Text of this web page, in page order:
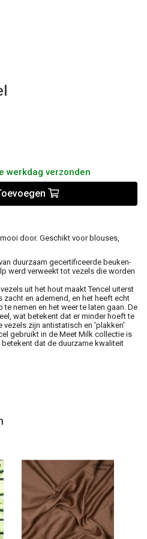
werkdag verzonden
door. Geschikt voor blouses,
duurzaam gecertificeerde beuken-
werd verweekt tot vezels die worden
uit het hout maakt Tencel uiterst
en ademend, en het heeft echt
nemen en het weer te laten gaan. De
wat betekent dat er minder hoeft te
vezels zijn antistatisch en 'plakken'
gebruikt in de Meet Milk collectie is
dat de duurzame kwaliteit